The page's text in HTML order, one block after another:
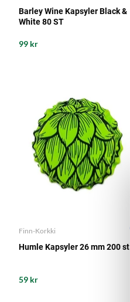
Barley Wine Kapsyler Black &
White 80 ST
99 kr
Finn-Korkki
Humle Kapsyler 26 mm 200 st
59 kr